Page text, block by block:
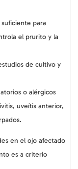
para
el prurito y la
de cultivo y
o alérgicos
uveítis anterior,
en el ojo afectado
es a criterio